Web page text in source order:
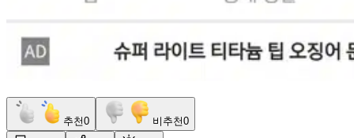
추천0 비추천0